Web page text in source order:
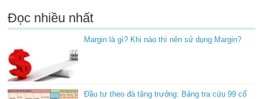
Đọc nhiều nhất
Margin là gì? Khi nào thì nên sử dụng Margin?
Đầu tư theo đà tăng trưởng: Bảng tra cứu 99 cổ